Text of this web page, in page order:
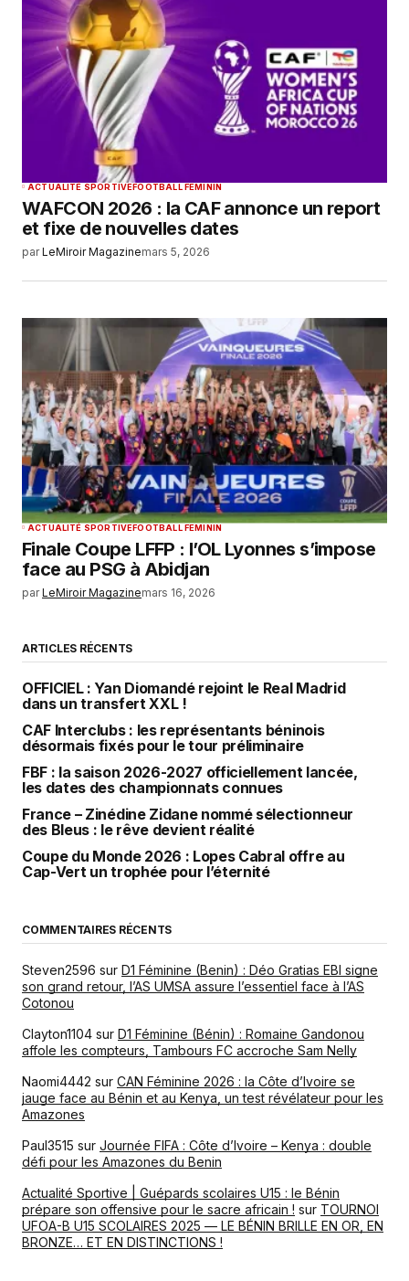
ACTUALITÉ SPORTIVEFOOTBALL FEMININ
WAFCON 2026 : la CAF annonce un report
et fixe de nouvelles dates
par LeMiroir Magazinemars 5, 2026
ACTUALITÉ SPORTIVEFOOTBALL FEMININ
Finale Coupe LFFP : l’OL Lyonnes s’impose
face au PSG à Abidjan
par LeMiroir Magazinemars 16, 2026
ARTICLES RÉCENTS
OFFICIEL : Yan Diomandé rejoint le Real Madrid
dans un transfert XXL !
CAF Interclubs : les représentants béninois
désormais fixés pour le tour préliminaire
FBF : la saison 2026-2027 officiellement lancée,
les dates des championnats connues
France – Zinédine Zidane nommé sélectionneur
des Bleus : le rêve devient réalité
Coupe du Monde 2026 : Lopes Cabral offre au
Cap-Vert un trophée pour l’éternité
COMMENTAIRES RÉCENTS
Steven2596 sur D1 Féminine (Benin) : Déo Gratias EBI signe
son grand retour, l’AS UMSA assure l’essentiel face à l’AS
Cotonou
Clayton1104 sur D1 Féminine (Bénin) : Romaine Gandonou
affole les compteurs, Tambours FC accroche Sam Nelly
Naomi4442 sur CAN Féminine 2026 : la Côte d’Ivoire se
jauge face au Bénin et au Kenya, un test révélateur pour les
Amazones
Paul3515 sur Journée FIFA : Côte d’Ivoire – Kenya : double
défi pour les Amazones du Benin
Actualité Sportive | Guépards scolaires U15 : le Bénin
prépare son offensive pour le sacre africain ! sur TOURNOI
UFOA-B U15 SCOLAIRES 2025 — LE BÉNIN BRILLE EN OR, EN
BRONZE… ET EN DISTINCTIONS !